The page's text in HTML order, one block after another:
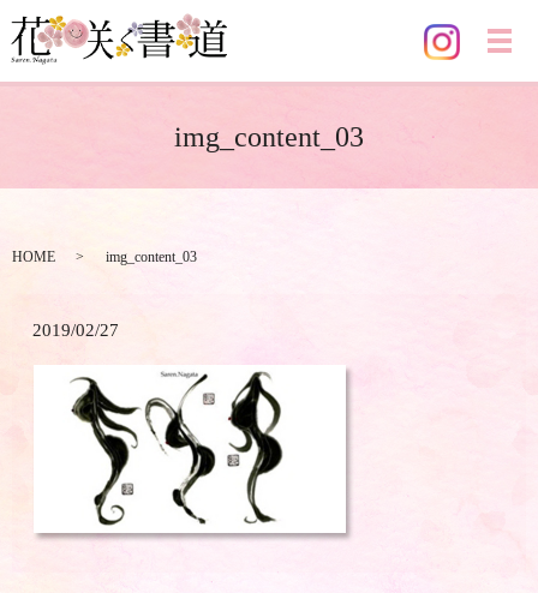
メ
img_content_03
HOME img_content_03
2019/02/27